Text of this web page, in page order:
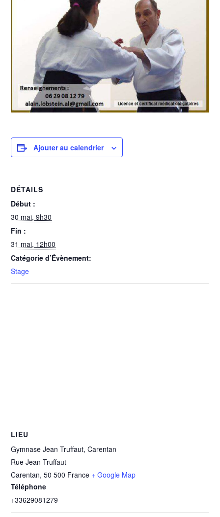
Ajouter au calendrier
DÉTAILS
Début :
30 mai, 9h30
Fin :
31 mai, 12h00
Catégorie d’Évènement:
Stage
LIEU
Gymnase Jean Truffaut, Carentan
Rue Jean Truffaut
Carentan, 50 500 France + Google Map
Téléphone
+33629081279